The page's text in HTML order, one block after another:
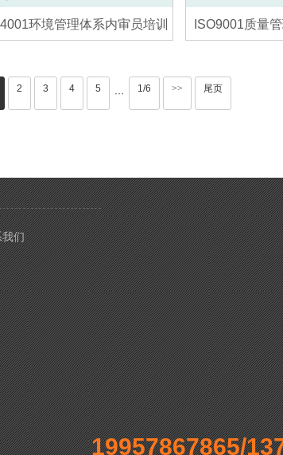
环境管理体系内审员培训 ISO9001质量
2 3 4 5 ··· 1/6 >> 尾页
我们
19957867865/